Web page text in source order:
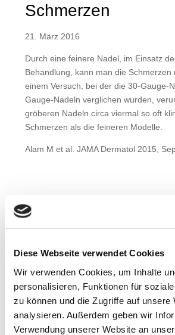
Diese Webseite verwendet Cookies
Wir verwenden Cookies, um Inhalte
personalisieren, Funktionen für
zu können und die Zugriffe auf unsere
analysieren. Außerdem geben wir
Verwendung unserer Website an
Schmerzen
21. März 2016
Durch eine feinere Nadel, im Einsatz
Behandlung, kann man die Schmerzen
einem Versuch, bei der die 30-Gauge-
Gauge-Nadeln verglichen wurden,
gröberen Nadeln circa viermal so oft
Schmerzen als die feineren Modelle.
Alam M et al. JAMA Dermatol 2015,